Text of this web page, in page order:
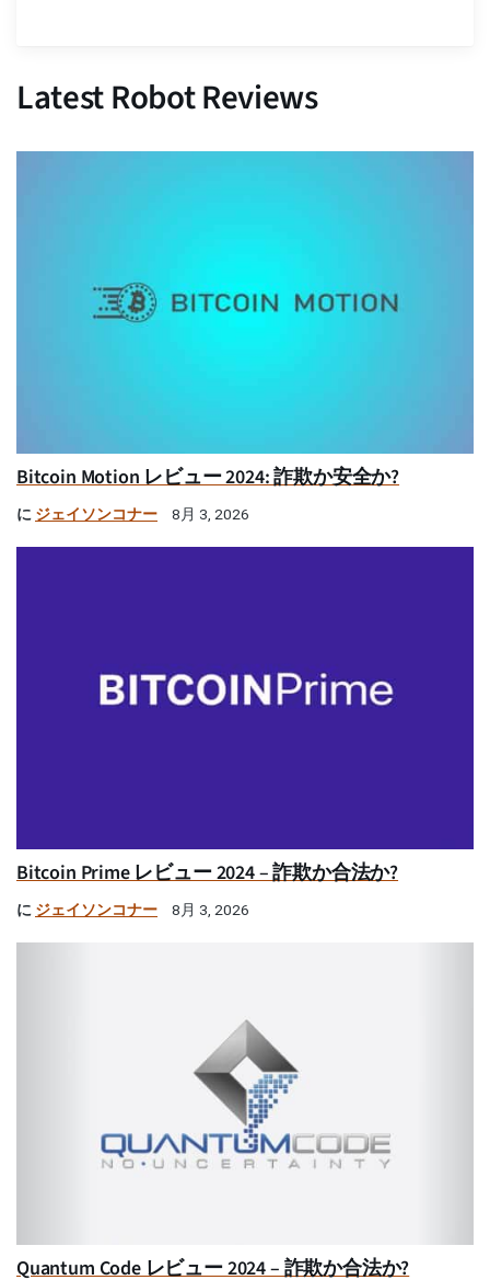
Latest Robot Reviews
Bitcoin Motion レビュー 2024: 詐欺か安全か?
に ジェイソンコナー 8月 3, 2026
Bitcoin Prime レビュー 2024 – 詐欺か合法か?
に ジェイソンコナー 8月 3, 2026
Quantum Code レビュー 2024 – 詐欺か合法か?